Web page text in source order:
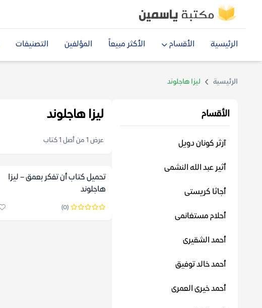
الرئيسية الأقسام الأكثر مبيعاً المؤلفين التصنيفات
الرئيسية ليزا هاجلوند
الأقسام
آرثر كونان دويل
أثير عبد الله النشمى
أجاثا كريستى
أحلام مستغانمى
أحمد الشقيرى
أحمد خالد توفيق
أحمد خيرى العمرى
ليزا هاجلوند
عرض 1 من أصل 1 كتاب
تحميل كتاب أن تفكر بعمق – ليزا
هاجلوند
(0)